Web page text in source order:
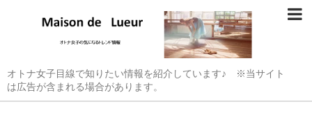
オトナ女子目線で知りたい情報を紹介しています♪ ※当サイト
は広告が含まれる場合があります。